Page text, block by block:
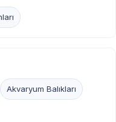
Akvaryum Balıkları